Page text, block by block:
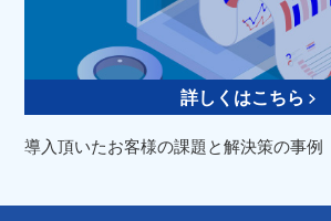
詳しくはこちら
導入頂いたお客様の課題と解決策の事例